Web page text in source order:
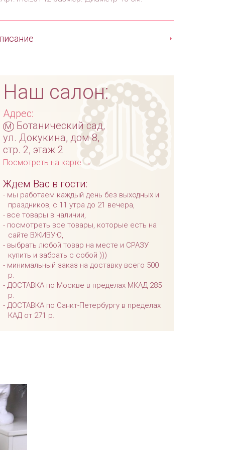
Наш салон:
Адрес:
м Ботанический сад,
ул. Докукина, дом 8,
стр. 2, этаж 2
Посмотреть на карте →
Ждем Вас в гости:
мы работаем каждый день без выходных и
праздников, с 11 утра до 21 вечера,
все товары в наличии,
посмотреть все товары, которые есть на
сайте ВЖИВУЮ,
выбрать любой товар на месте и СРАЗУ
купить и забрать с собой )))
минимальный заказ на доставку всего 500
р.
ДОСТАВКА по Москве в пределах МКАД 285
р.
ДОСТАВКА по Санкт-Петербургу в пределах
КАД от 271 р.